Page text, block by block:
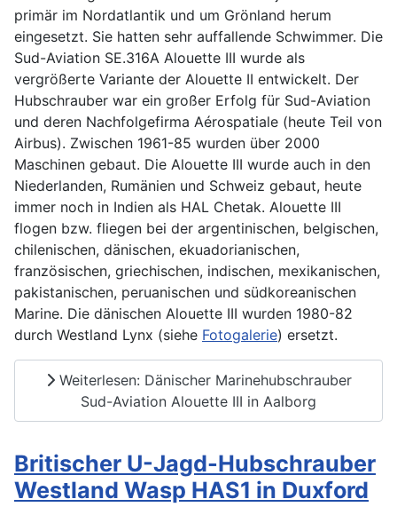
primär im Nordatlantik und um Grönland herum
eingesetzt. Sie hatten sehr auffallende Schwimmer. Die
Sud-Aviation SE.316A Alouette III wurde als
vergrößerte Variante der Alouette II entwickelt. Der
Hubschrauber war ein großer Erfolg für Sud-Aviation
und deren Nachfolgefirma Aérospatiale (heute Teil von
Airbus). Zwischen 1961-85 wurden über 2000
Maschinen gebaut. Die Alouette III wurde auch in den
Niederlanden, Rumänien und Schweiz gebaut, heute
immer noch in Indien als HAL Chetak. Alouette III
flogen bzw. fliegen bei der argentinischen, belgischen,
chilenischen, dänischen, ekuadorianischen,
französischen, griechischen, indischen, mexikanischen,
pakistanischen, peruanischen und südkoreanischen
Marine. Die dänischen Alouette III wurden 1980-82
durch Westland Lynx (siehe Fotogalerie) ersetzt.
Weiterlesen: Dänischer Marinehubschrauber
Sud-Aviation Alouette III in Aalborg
Britischer U-Jagd-Hubschrauber
Westland Wasp HAS1 in Duxford